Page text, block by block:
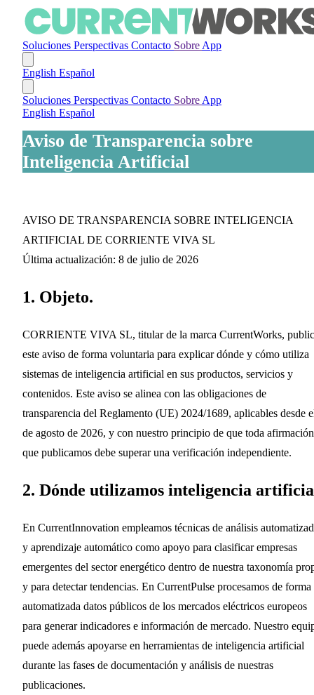
Soluciones Perspectivas Contacto SobreApp
English Español
Soluciones Perspectivas Contacto SobreApp
English Español
Aviso de Transparencia sobre
Inteligencia Artificial
AVISO DE TRANSPARENCIA SOBRE INTELIGENCIA
ARTIFICIAL DE CORRIENTE VIVA SL
Última actualización: 8 de julio de 2026
1. Objeto.
CORRIENTE VIVA SL, titular de la marca CurrentWorks,
este aviso de forma voluntaria para explicar dónde y cómo utiliza
sistemas de inteligencia artificial en sus productos, servicios y
contenidos. Este aviso se alinea con las obligaciones de
transparencia del Reglamento (UE) 2024/1689, aplicables desde
de agosto de 2026, y con nuestro principio de que toda afirmación
que publicamos debe superar una verificación independiente.
2. Dónde utilizamos inteligencia
En CurrentInnovation empleamos técnicas de análisis
y aprendizaje automático como apoyo para clasificar empresas
emergentes del sector energético dentro de nuestra taxonomía
y para detectar tendencias. En CurrentPulse procesamos de forma
automatizada datos públicos de los mercados eléctricos europeos
para generar indicadores e información de mercado. Nuestro
puede además apoyarse en herramientas de inteligencia artificial
durante las fases de documentación y análisis de nuestras
publicaciones.